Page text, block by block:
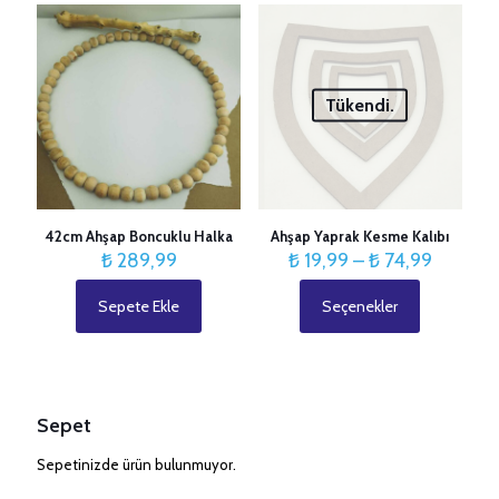
varyasyonu
var.
Seçenekler
ürün
sayfasından
seçilebilir
42cm Ahşap Boncuklu Halka
₺289,99
Sepete Ekle
Tükendi.
Ahşap Yaprak Kesme Kalıbı
₺19,99 –₺74,99Fiyat
Seçenekler
ürünün
Sepet
Sepetinizde ürün bulunmuyor.